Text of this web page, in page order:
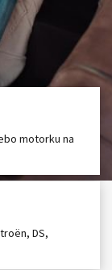
motorku na
DS,